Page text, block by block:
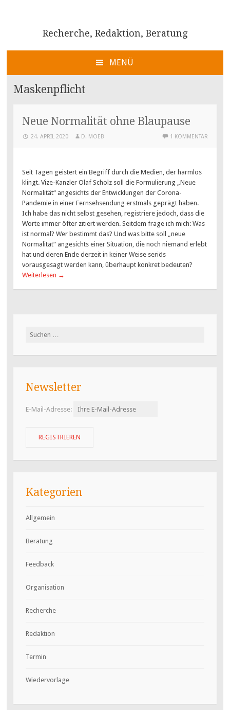
Recherche, Redaktion, Beratung
MENÜ
ZUM
INHALT
Maskenpflicht
Neue Normalität ohne Blaupause
24. APRIL 2020 D. MOEB 1 KOMMENTAR
Seit Tagen geistert ein Begriff durch die Medien, der harmlos
klingt. Vize-Kanzler Olaf Scholz soll die Formulierung „Neue
Normalität“ angesichts der Entwicklungen der Corona-
Pandemie in einer Fernsehsendung erstmals geprägt haben.
Ich habe das nicht selbst gesehen, registriere jedoch, dass die
Worte immer öfter zitiert werden. Seitdem frage ich mich: Was
ist normal? Wer bestimmt das? Und was bitte soll „neue
Normalität“ angesichts einer Situation, die noch niemand erlebt
hat und deren Ende derzeit in keiner Weise seriös
vorausgesagt werden kann, überhaupt konkret bedeuten?
Weiterlesen →
Suchen
Newsletter
E-Mail-Adresse:
Kategorien
Allgemein
Beratung
Feedback
Organisation
Recherche
Redaktion
Termin
Wiedervorlage